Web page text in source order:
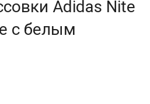
Adidas Nite
с белым